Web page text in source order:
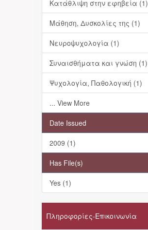
Κατάθλιψη στην εφηβεία (1)
Μάθηση, Δυσκολίες της (1)
Νευροψυχολογία (1)
Συναισθήματα και γνώση (1)
Ψυχολογία, Παθολογική (1)
... View More
Date Issued
2009 (1)
Has File(s)
Yes (1)
Πληροφορίες-Επικοινωνία